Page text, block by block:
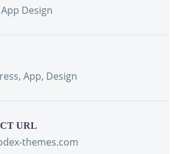
Design
App, Design
URL
themes.com